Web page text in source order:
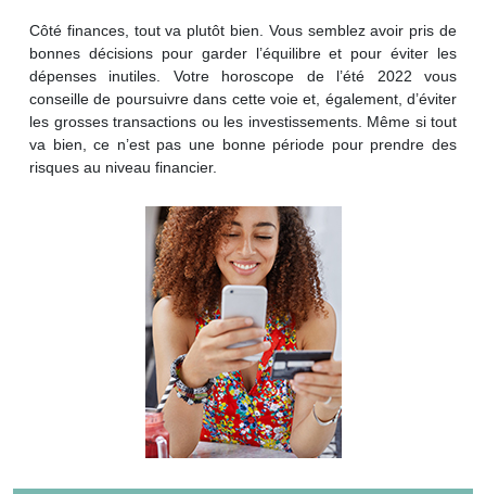
Côté finances, tout va plutôt bien. Vous semblez avoir pris de
bonnes décisions pour garder l’équilibre et pour éviter les
dépenses inutiles. Votre horoscope de l’été 2022 vous
conseille de poursuivre dans cette voie et, également, d’éviter
les grosses transactions ou les investissements. Même si tout
va bien, ce n’est pas une bonne période pour prendre des
risques au niveau financier.